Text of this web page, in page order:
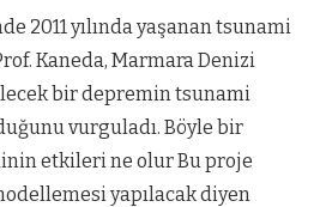
2011 yılında yaşanan tsunami
Kaneda, Marmara Denizi
bir depremin tsunami
vurguladı. Böyle bir
etkileri ne olur Bu proje
yapılacak diyen